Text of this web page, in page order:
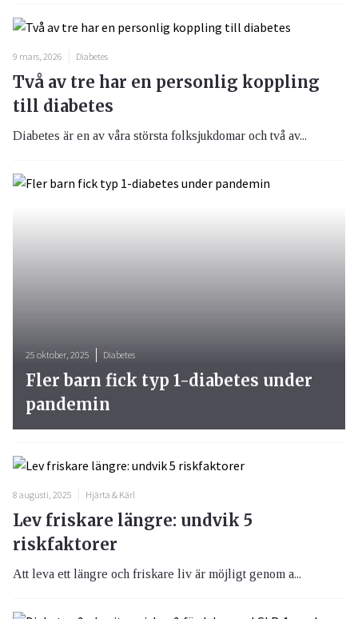
9 mars, 2026 Diabetes
Två av tre har en personlig koppling
till diabetes
Diabetes är en av våra största folksjukdomar och två av...
25 oktober, 2025 Diabetes
Fler barn fick typ 1-diabetes under
pandemin
8 augusti, 2025 Hjärta & Kärl
Lev friskare längre: undvik 5
riskfaktorer
Att leva ett längre och friskare liv är möjligt genom a...